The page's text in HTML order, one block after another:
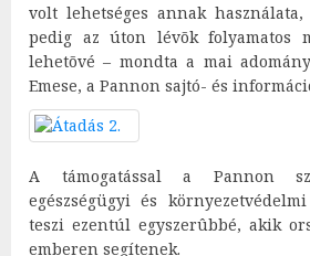
volt lehetséges annak használata,
pedig az úton lévõk folyamatos
lehetõvé – mondta a mai
Emese, a Pannon sajtó- és
A támogatással a Pannon
egészségügyi és
teszi ezentúl egyszerûbbé, akik
emberen segítenek.